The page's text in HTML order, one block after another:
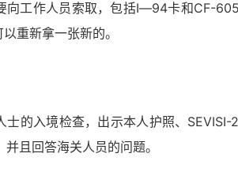
向工作人员索取，包括I―94卡和CF-
重新拿一张新的。
士的入境检查，出示本人护照、
且回答海关人员的问题。